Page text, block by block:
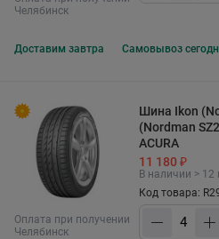
Челябинск
Доставим завтра Самовывоз
Оплата при получении
Челябинск
Шина Ikon
(Nordman
ACURA
11 180 ₽
В наличии > 12
Код товара: